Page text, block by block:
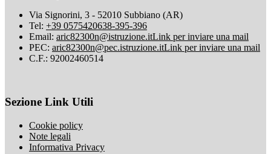
Via Signorini, 3 - 52010 Subbiano (AR)
Tel: +39 0575420638-395-396
Email: aric82300n@istruzione.itLink per inviare una mail
PEC: aric82300n@pec.istruzione.itLink per inviare una mail
C.F.: 92002460514
Sezione Link Utili
Cookie policy
Note legali
Informativa Privacy